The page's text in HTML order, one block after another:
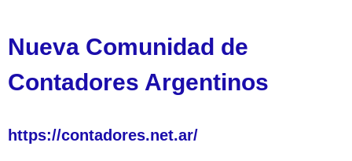
Nueva Comunidad de
Contadores Argentinos
https://contadores.net.ar/